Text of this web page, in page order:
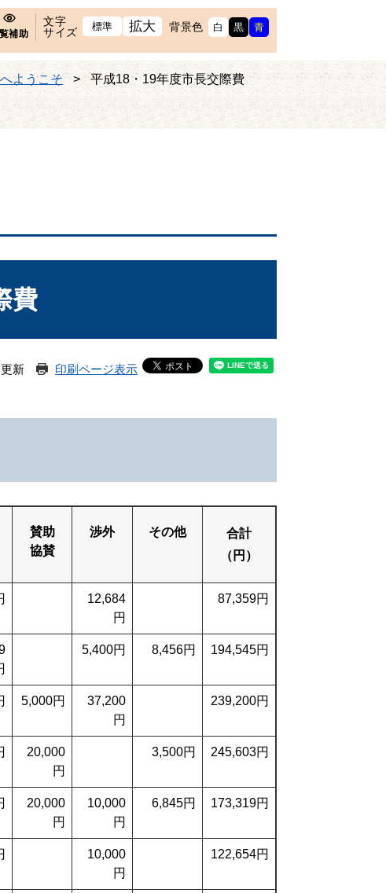
補助
文字
サイズ
標準 拡大 背景色 白 黒 青
ようこそ > 平成18・19年度市長交際費
費
新 印刷ページ表示
賛助
協賛
渉外 その他
合計
（円）
12,684
円
87,359円
5,400円 8,456円 194,545円
5,000円
37,200
円
239,200円
20,000
円
3,500円 245,603円
20,000
円
10,000
円
6,845円 173,319円
10,000
円
122,654円